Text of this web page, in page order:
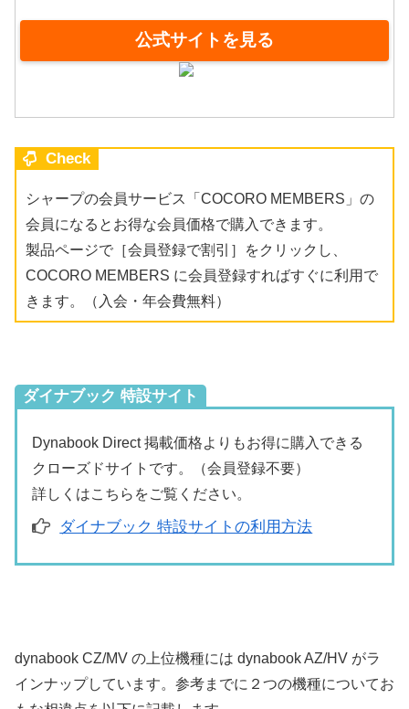
公式サイトを見る
Check
シャープの会員サービス「COCORO MEMBERS」の
会員になるとお得な会員価格で購入できます。
製品ページで［会員登録で割引］をクリックし、
COCORO MEMBERS に会員登録すればすぐに利用で
きます。（入会・年会費無料）
ダイナブック 特設サイト
Dynabook Direct 掲載価格よりもお得に購入できる
クローズドサイトです。（会員登録不要）
詳しくはこちらをご覧ください。
ダイナブック 特設サイトの利用方法
dynabook CZ/MV の上位機種には dynabook AZ/HV がラ
インナップしています。参考までに２つの機種についてお